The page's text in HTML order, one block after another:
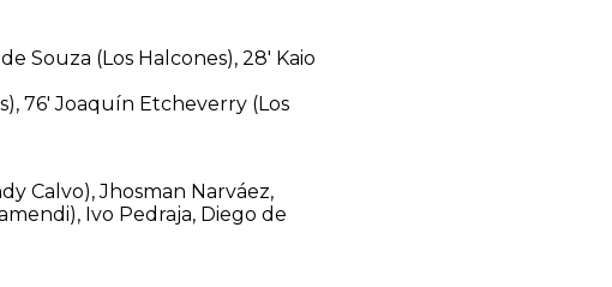
Souza (Los Halcones), 28′ Kaio
76′ Joaquín Etcheverry (Los
Calvo), Jhosman Narváez,
Ivo Pedraja, Diego de